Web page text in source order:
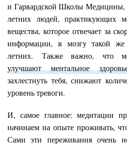
и Гарвардской Школы Медицины,
летних людей, практикующих
вещества, которое отвечает за
информации, в мозгу такой
летних. Также важно, что
улучшают ментальное
захлестнуть тебя, снижают
уровень тревоги.
И, самое главное: медитации
начинаем на опыте проживать,
Сами эти переживания очень